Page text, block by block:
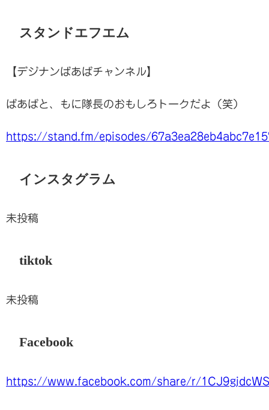
スタンドエフエム
【デジナンばあばチャンネル】
ばあばと、もに隊長のおもしろトークだよ（笑）
https://stand.fm/episodes/
インスタグラム
未投稿
tiktok
未投稿
Facebook
https://www.facebook.com/share/r/